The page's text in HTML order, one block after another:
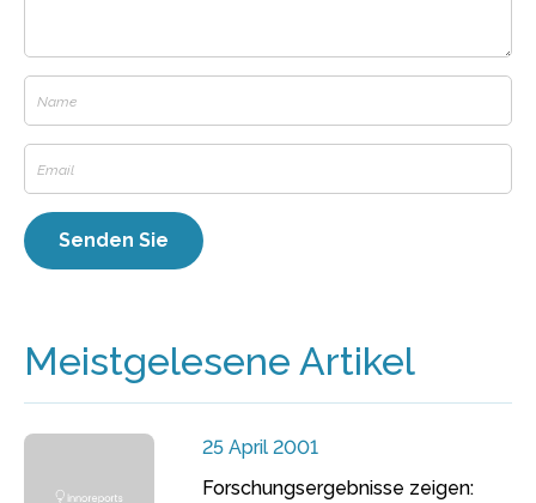
Meistgelesene Artikel
25 April 2001
Forschungsergebnisse zeigen: